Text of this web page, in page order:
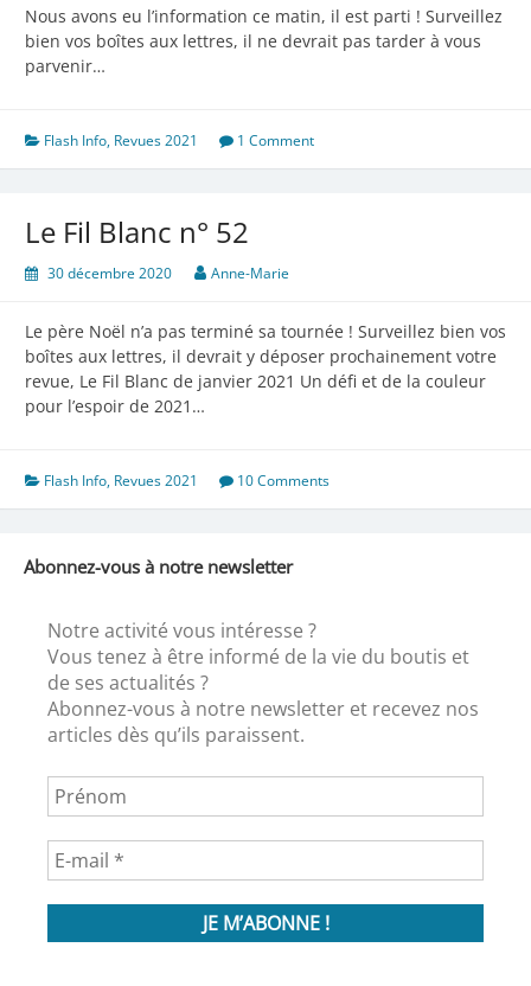
Nous avons eu l’information ce matin, il est parti ! Surveillez
bien vos boîtes aux lettres, il ne devrait pas tarder à vous
parvenir…
Flash Info, Revues 2021 1 Comment
Le Fil Blanc n° 52
30 décembre 2020 Anne-Marie
Le père Noël n’a pas terminé sa tournée ! Surveillez bien vos
boîtes aux lettres, il devrait y déposer prochainement votre
revue, Le Fil Blanc de janvier 2021 Un défi et de la couleur
pour l’espoir de 2021…
Flash Info, Revues 2021 10 Comments
Abonnez-vous à notre newsletter
Notre activité vous intéresse ?
Vous tenez à être informé de la vie du boutis et
de ses actualités ?
Abonnez-vous à notre newsletter et recevez nos
articles dès qu’ils paraissent.